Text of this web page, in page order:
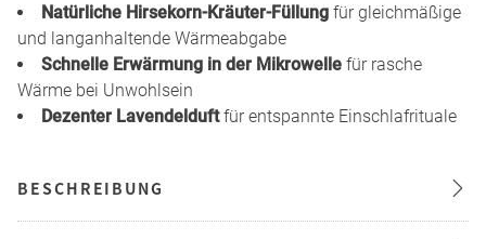
Natürliche Hirsekorn-Kräuter-Füllung für gleichmäßige
und langanhaltende Wärmeabgabe
Schnelle Erwärmung in der Mikrowelle für rasche
Wärme bei Unwohlsein
Dezenter Lavendelduftfür entspannte Einschlafrituale
BESCHREIBUNG